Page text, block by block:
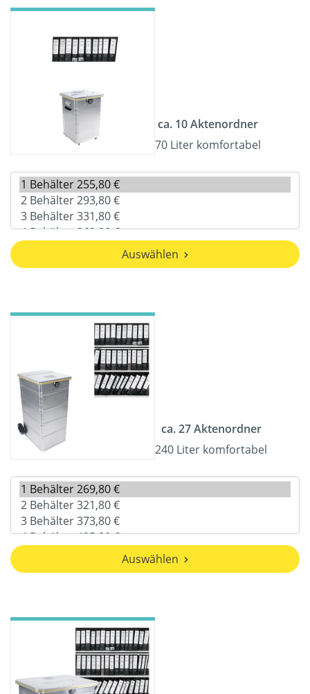
ca. 10 Aktenordner
70 Liter komfortabel
Auswählen
ca. 27 Aktenordner
240 Liter komfortabel
Auswählen